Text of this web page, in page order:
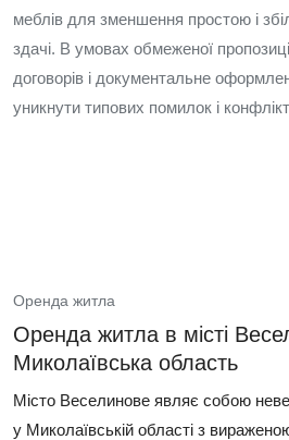
меблів для зменшення простою і
здачі. В умовах обмеженої
договорів і документальне
уникнути типових помилок і
Оренда житла
Оренда житла в місті
Миколаївська область
Місто Веселинове являє собою
у Миколаївській області з